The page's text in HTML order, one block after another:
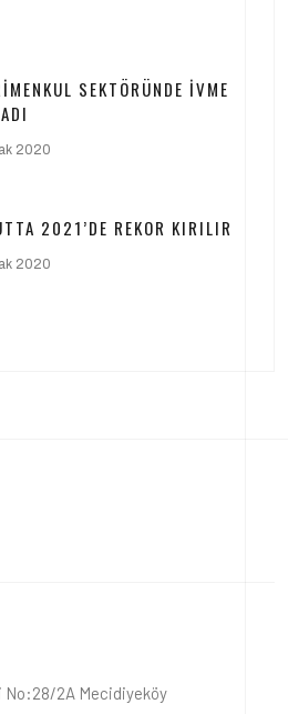
SEKTÖRÜNDE İVME
2020
2021’DE REKOR KIRILIR
2020
2A Mecidiyeköy